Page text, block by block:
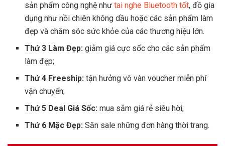
sản phẩm công nghệ nhưtai nghe Bluetooth tốt, đồ gia
dụng như nồi chiên không dầu hoặc các sản phẩm làm
đẹp và chăm sóc sức khỏe của các thương hiệu lớn.
Thứ 3 Làm Đẹp:giảm giá cực sốc cho các sản phẩm
làm đẹp;
Thứ 4 Freeship:tận hưởng vô vàn voucher miễn phí
vận chuyển;
Thứ 5 Deal Giá Sốc:mua sắm giá rẻ siêu hời;
Thứ 6 Mặc Đẹp: Săn sale những đơn hàng thời trang.